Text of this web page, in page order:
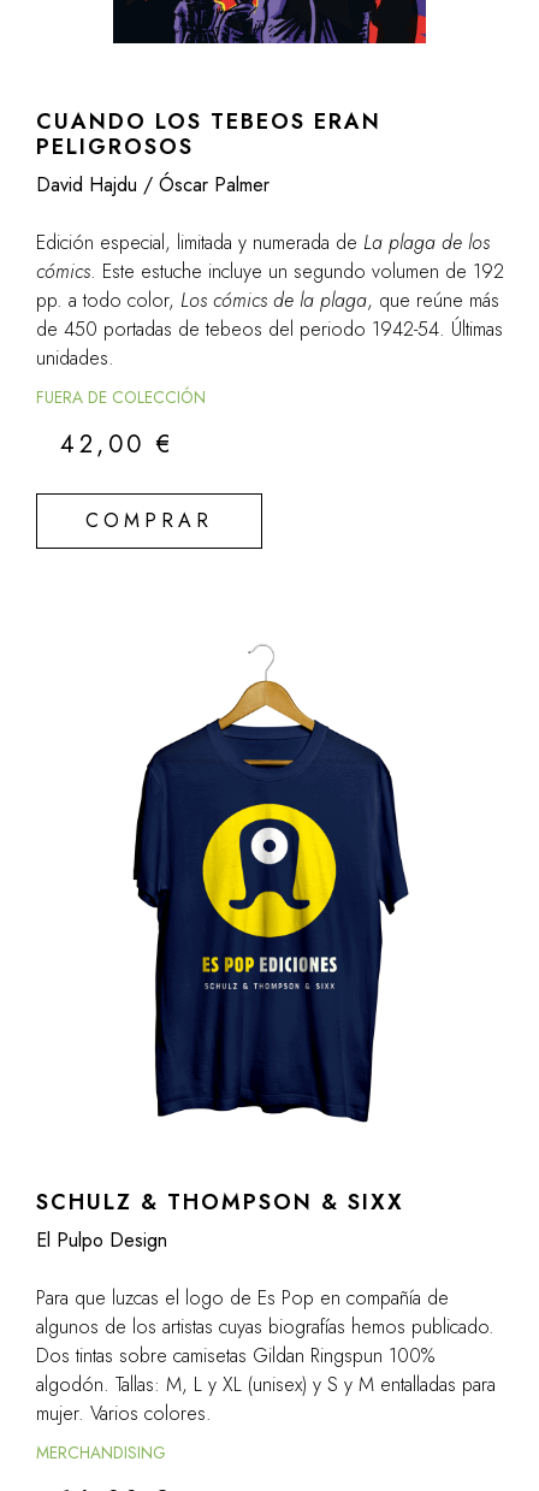
CUANDO LOS TEBEOS ERAN
PELIGROSOS
David Hajdu / Óscar Palmer
Edición especial, limitada y numerada de La plaga de los
cómics. Este estuche incluye un segundo volumen de 192
pp. a todo color, Los cómics de la plaga, que reúne más
de 450 portadas de tebeos del periodo 1942-54. Últimas
unidades.
FUERA DE COLECCIÓN
42,00€
COMPRAR
SCHULZ & THOMPSON & SIXX
El Pulpo Design
Para que luzcas el logo de Es Pop en compañía de
algunos de los artistas cuyas biografías hemos publicado.
Dos tintas sobre camisetas Gildan Ringspun 100%
algodón. Tallas: M, L y XL (unisex) y S y M entalladas para
mujer. Varios colores.
MERCHANDISING